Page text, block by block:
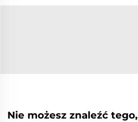
Nie możesz znaleźć tego,